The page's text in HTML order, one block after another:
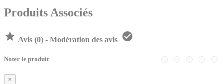
Produits Associés
 Avis (0) - Modération des avis 
Noter le produit
×